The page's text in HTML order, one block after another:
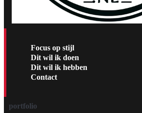
Focus op stijl
Dit wil ik doen
Dit wil ik hebben
Contact
portfolio